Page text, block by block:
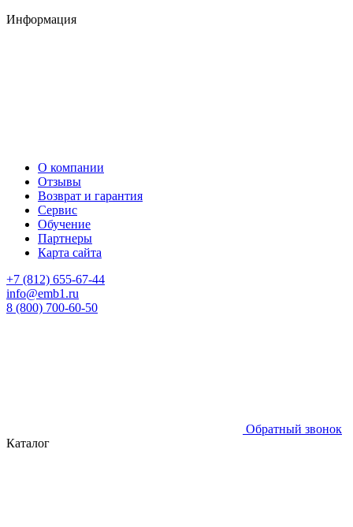
Информация
О компании
Отзывы
Возврат и гарантия
Сервис
Обучение
Партнеры
Карта сайта
+7 (812) 655-67-44
info@emb1.ru
8 (800) 700-60-50
Обратный звонок
Каталог